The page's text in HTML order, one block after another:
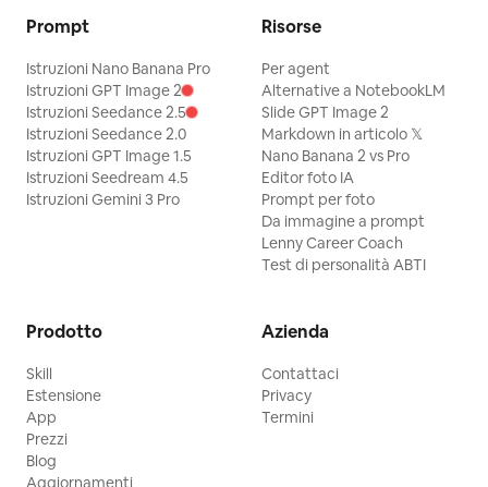
Prompt
Istruzioni Nano Banana Pro
Istruzioni GPT Image 2
Istruzioni Seedance 2.5
Istruzioni Seedance 2.0
Istruzioni GPT Image 1.5
Istruzioni Seedream 4.5
Istruzioni Gemini 3 Pro
Risorse
Per agent
Alternative a NotebookLM
Slide GPT Image 2
Markdown in articolo 𝕏
Nano Banana 2 vs Pro
Editor foto IA
Prompt per foto
Da immagine a prompt
Lenny Career Coach
Test di personalità ABTI
Prodotto
Skill
Estensione
App
Prezzi
Blog
Aggiornamenti
Azienda
Contattaci
Privacy
Termini